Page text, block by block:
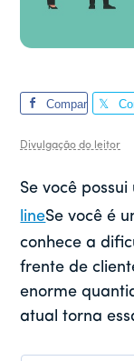
Compar
Divulgação do leitor
Se você possui
lineSe você é
conhece a
frente de
enorme
atual torna